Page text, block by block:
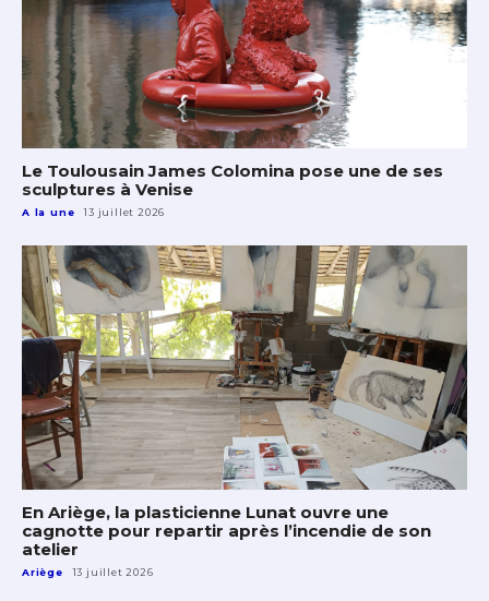
Le Toulousain James Colomina pose une de ses
sculptures à Venise
A la une 13 juillet 2026
En Ariège, la plasticienne Lunat ouvre une
cagnotte pour repartir après l’incendie de son
atelier
Ariège 13 juillet 2026